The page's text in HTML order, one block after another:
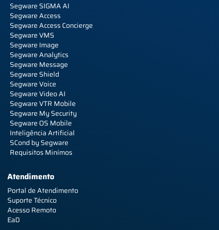
Segware SIGMA AI
Segware Access
Segware Access Concierge
Segware VMS
Segware Image
Segware Analytics
Segware Message
Segware Shield
Segware Voice
Segware Video AI
Segware VTR Mobile
Segware My Security
Segware OS Mobile
Inteligência Artificial
SCond by Segware
Requisitos Minímos
Atendimento
Portal de Atendimento
Suporte Técnico
Acesso Remoto
EaD